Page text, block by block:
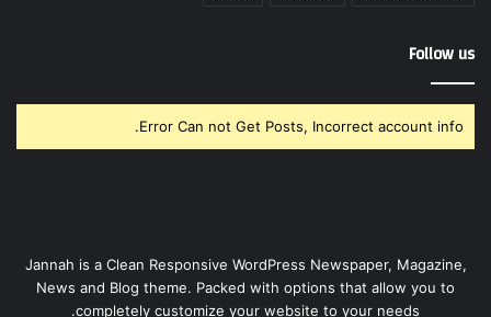
Follow us
Error Can not Get Posts, Incorrect account info.
Jannah is a Clean Responsive WordPress Newspaper, Magazine,
News and Blog theme. Packed with options that allow you to
completely customize your website to your needs.